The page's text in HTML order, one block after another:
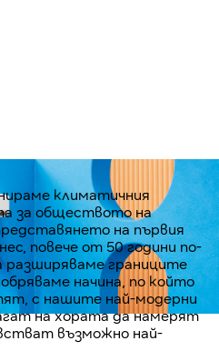
климатичния
за обществото на
на първия
повече от 50 години по-
разширяваме границите
начина, по който
с нашите най-модерни
на хората да намерят
възможно най-